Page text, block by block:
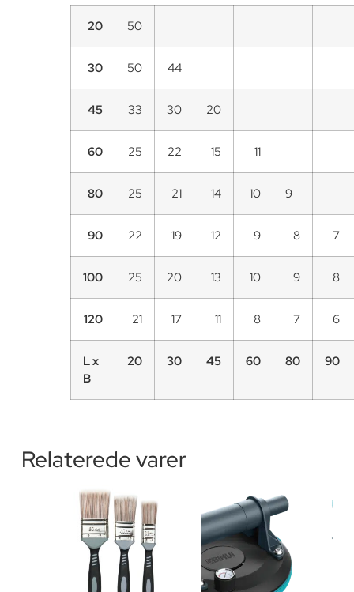
20 50
30 50 44
45 33 30 20
60 25 22 15 11
80 25 21 14 10 9
90 22 19 12 9 8 7
100 25 20 13 10 9 8
120 21 17 11 8 7 6
L x
B
20 30 45 60 80 90
Relaterede varer